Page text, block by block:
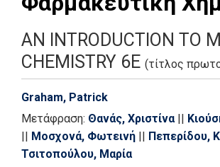
AN INTRODUCTION TO
CHEMISTRY 6E (τίτλος
Graham, Patrick
Μετάφραση: Θανάς, Χριστίνα ||
|| Μοσχονά, Φωτεινή || Πεπερίδου,
Τσιτοπούλου, Μαρία